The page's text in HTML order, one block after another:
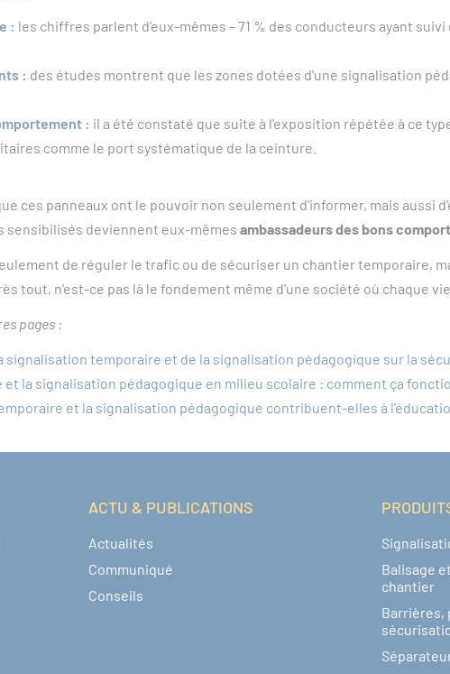
: les chiffres parlent d'eux-mêmes – 71 % des conducteurs ayant
: des études montrent que les zones dotées d'une signalisation
: il a été constaté que suite à l'exposition répétée à ce
comme le port systématique de la ceinture.
ces panneaux ont le pouvoir non seulement d'informer, mais aussi
sensibilisés deviennent eux-mêmes ambassadeurs des bons
de réguler le trafic ou de sécuriser un chantier temporaire,
tout, n'est-ce pas là le fondement même d'une société où chaque
pages :
signalisation temporaire et de la signalisation pédagogique sur la
la signalisation pédagogique en milieu scolaire : comment ça
et la signalisation pédagogique contribuent-elles à
ACTU & PUBLICATIONS
Actualités
Communiqué
Conseils
Balisage
chantier
Barrières,